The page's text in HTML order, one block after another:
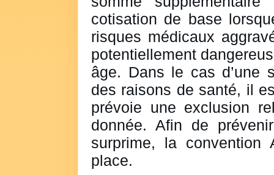
cotisation de base
risques médicaux
potentiellement
âge. Dans le cas d’une
des raisons de santé, il
prévoie une exclusion
donnée. Afin de
surprime, la
place.